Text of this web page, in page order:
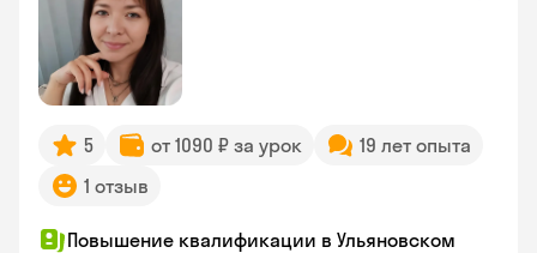
5 от 1090 ₽ за урок
19 лет опыта
1 отзыв
Повышение квалификации в Ульяновском